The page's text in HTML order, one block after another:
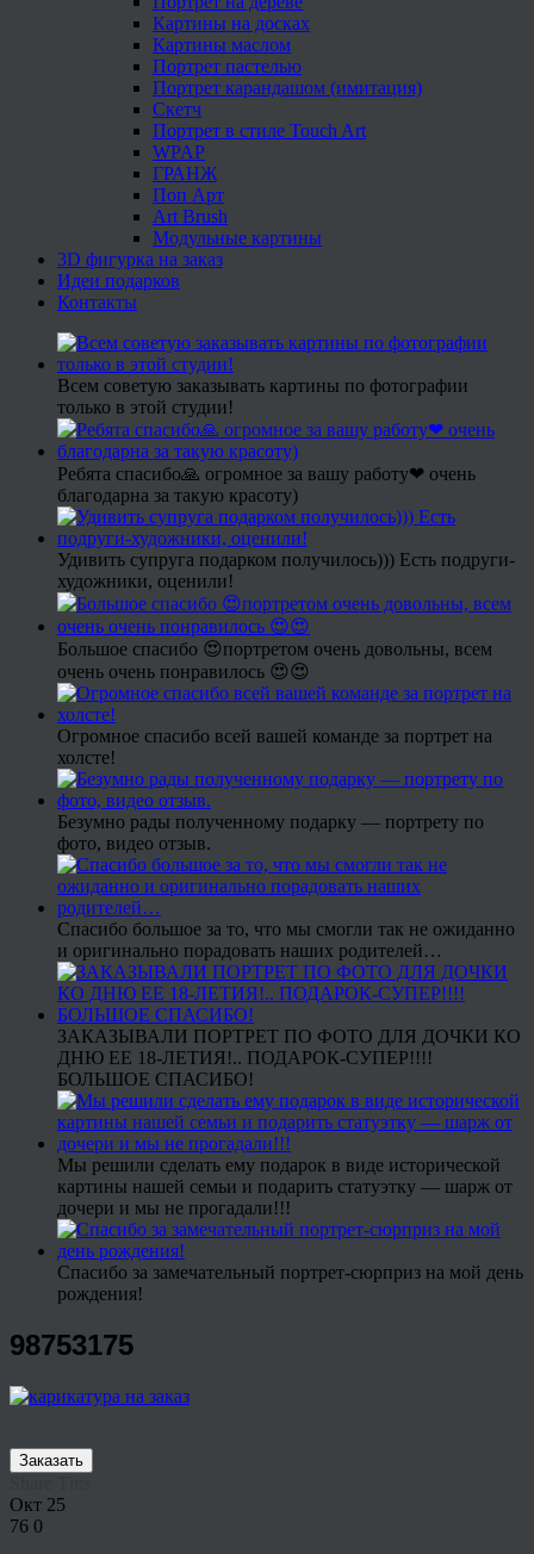
Картины на досках
Картины маслом
Портрет пастелью
Портрет карандашом (имитация)
Скетч
Портрет в стиле Touch Art
WPAP
ГРАНЖ
Поп Арт
Art Brush
Модульные картины
3D фигурка на заказ
Идеи подарков
Контакты
Всем советую заказывать картины по фотографии
только в этой студии!
Ребята спасибо🙏 огромное за вашу работу❤ очень
благодарна за такую красоту)
Удивить супруга подарком получилось))) Есть подруги-
художники, оценили!
Большое спасибо 😍портретом очень довольны, всем
очень очень понравилось 😍😍
Огромное спасибо всей вашей команде за портрет на
холсте!
Безумно рады полученному подарку — портрету по
фото, видео отзыв.
Спасибо большое за то, что мы смогли так не ожиданно
и оригинально порадовать наших родителей…
ЗАКАЗЫВАЛИ ПОРТРЕТ ПО ФОТО ДЛЯ ДОЧКИ КО
ДНЮ ЕЕ 18-ЛЕТИЯ!.. ПОДАРОК-СУПЕР!!!!
БОЛЬШОЕ СПАСИБО!
Мы решили сделать ему подарок в виде исторической
картины нашей семьи и подарить статуэтку — шарж от
дочери и мы не прогадали!!!
Спасибо за замечательный портрет-сюрприз на мой день
рождения!
98753175
Заказать
Окт 25
76 0